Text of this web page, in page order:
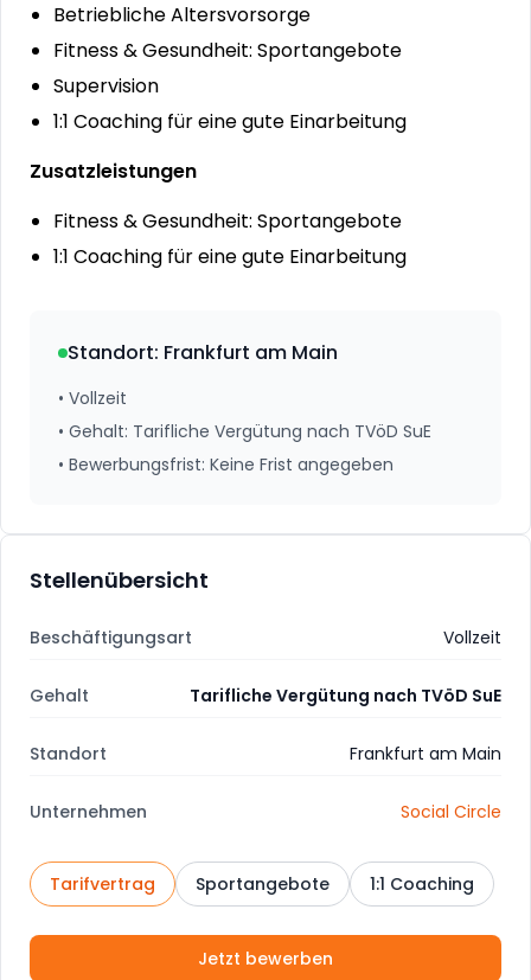
Betriebliche Altersvorsorge
Fitness & Gesundheit: Sportangebote
Supervision
1:1 Coaching für eine gute Einarbeitung
Zusatzleistungen
Fitness & Gesundheit: Sportangebote
1:1 Coaching für eine gute Einarbeitung
Standort: Frankfurt am Main
• Vollzeit
• Gehalt: Tarifliche Vergütung nach TVöD SuE
• Bewerbungsfrist: Keine Frist angegeben
Stellenübersicht
Beschäftigungsart Vollzeit
Gehalt Tarifliche Vergütung nach TVöD SuE
Standort Frankfurt am Main
Unternehmen Social Circle
Tarifvertrag Sportangebote 1:1 Coaching
Jetzt bewerben